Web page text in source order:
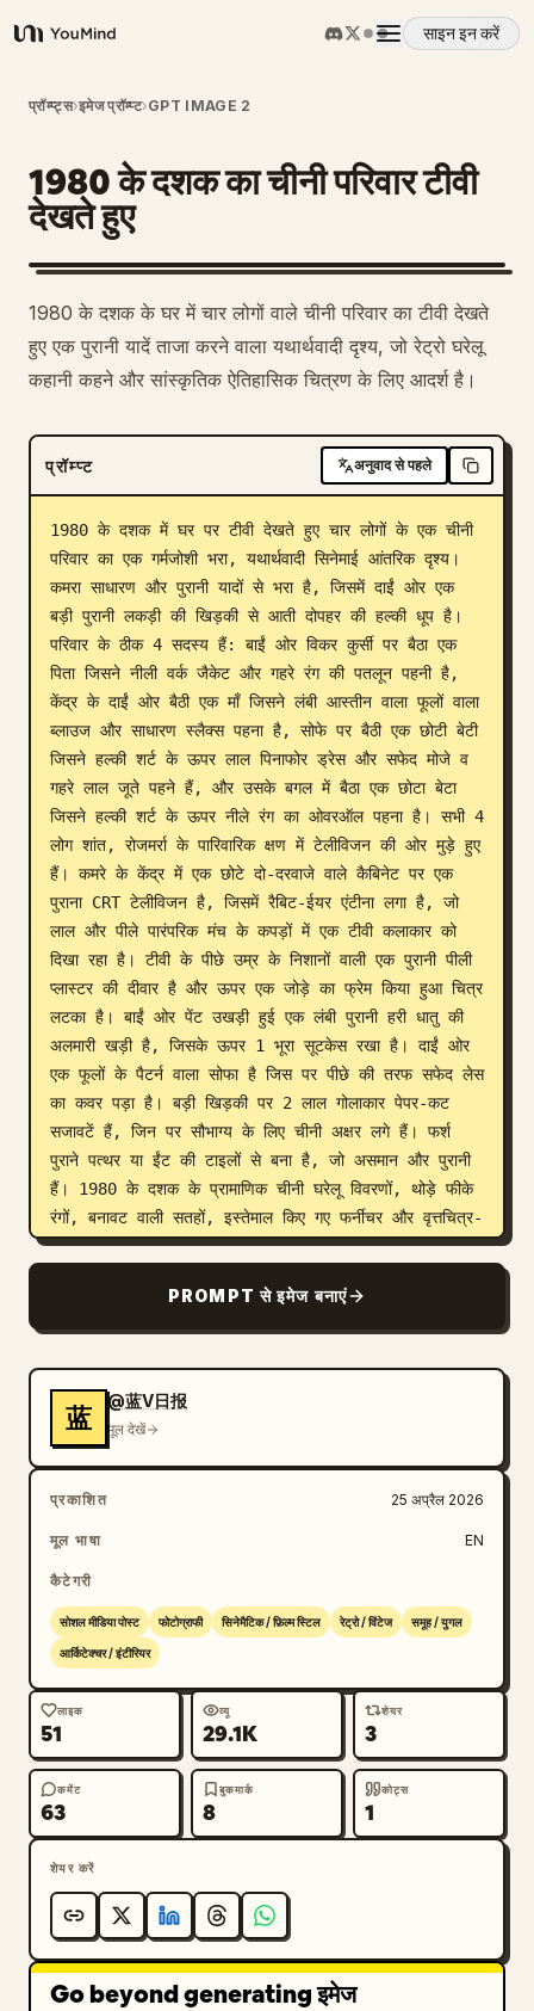
YouMind
साइन इन करें
अवलोकन
उपयोग के मामले
कौशल
प्रॉम्प्ट
डाउनलोड
ब्लॉग
अपडेट
प्रॉम्प्ट्स›इमेज प्रॉम्प्ट›GPT IMAGE 2
1980 के दशक का चीनी परिवार टीवी
देखते हुए
1980 के दशक के घर में चार लोगों वाले चीनी परिवार का टीवी देखते
हुए एक पुरानी यादें ताजा करने वाला यथार्थवादी दृश्य, जो रेट्रो घरेलू
कहानी कहने और सांस्कृतिक ऐतिहासिक चित्रण के लिए आदर्श है।
प्रॉम्प्ट अनुवाद से पहले
1980 के दशक में घर पर टीवी देखते हुए चार लोगों के एक चीनी
परिवार का एक गर्मजोशी भरा, यथार्थवादी सिनेमाई आंतरिक दृश्य।
कमरा साधारण और पुरानी यादों से भरा है, जिसमें दाईं ओर एक
बड़ी पुरानी लकड़ी की खिड़की से आती दोपहर की हल्की धूप है।
परिवार के ठीक 4 सदस्य हैं: बाईं ओर विकर कुर्सी पर बैठा एक
पिता जिसने नीली वर्क जैकेट और गहरे रंग की पतलून पहनी है,
केंद्र के दाईं ओर बैठी एक माँ जिसने लंबी आस्तीन वाला फूलों वाला
ब्लाउज और साधारण स्लैक्स पहना है, सोफे पर बैठी एक छोटी बेटी
जिसने हल्की शर्ट के ऊपर लाल पिनाफोर ड्रेस और सफेद मोजे व
गहरे लाल जूते पहने हैं, और उसके बगल में बैठा एक छोटा बेटा
जिसने हल्की शर्ट के ऊपर नीले रंग का ओवरऑल पहना है। सभी 4
लोग शांत, रोजमर्रा के पारिवारिक क्षण में टेलीविजन की ओर मुड़े हुए
हैं। कमरे के केंद्र में एक छोटे दो-दरवाजे वाले कैबिनेट पर एक
पुराना CRT टेलीविजन है, जिसमें रैबिट-ईयर एंटीना लगा है, जो
लाल और पीले पारंपरिक मंच के कपड़ों में एक टीवी कलाकार को
दिखा रहा है। टीवी के पीछे उम्र के निशानों वाली एक पुरानी पीली
प्लास्टर की दीवार है और ऊपर एक जोड़े का फ्रेम किया हुआ चित्र
लटका है। बाईं ओर पेंट उखड़ी हुई एक लंबी पुरानी हरी धातु की
अलमारी खड़ी है, जिसके ऊपर 1 भूरा सूटकेस रखा है। दाईं ओर
एक फूलों के पैटर्न वाला सोफा है जिस पर पीछे की तरफ सफेद लेस
का कवर पड़ा है। बड़ी खिड़की पर 2 लाल गोलाकार पेपर-कट
सजावटें हैं, जिन पर सौभाग्य के लिए चीनी अक्षर लगे हैं। फर्श
पुराने पत्थर या ईंट की टाइलों से बना है, जो असमान और पुरानी
हैं। 1980 के दशक के प्रामाणिक चीनी घरेलू विवरणों, थोड़े फीके
रंगों, बनावट वाली सतहों, इस्तेमाल किए गए फर्नीचर और वृत्तचित्र-
शैली के उदासीन वातावरण का उपयोग करें। आई-लेवल कंपोजिशन,
मिट्टी के रंगों का पैलेट, सूक्ष्म सिनेमाई यथार्थवाद।
PROMPT से इमेज बनाएं
蓝
@蓝V日报
मूल देखें
प्रकाशित 25 अप्रैल 2026
मूल भाषा EN
कैटेगरी
सोशल मीडिया पोस्ट फोटोग्राफी सिनेमैटिक / फ़िल्म स्टिल रेट्रो / विंटेज समूह / युगल
आर्किटेक्चर / इंटीरियर
लाइक
51
व्यू
29.1K
शेयर
3
कमेंट
63
बुकमार्क
8
कोट्स
1
शेयर करें
Go beyond generating इमेज